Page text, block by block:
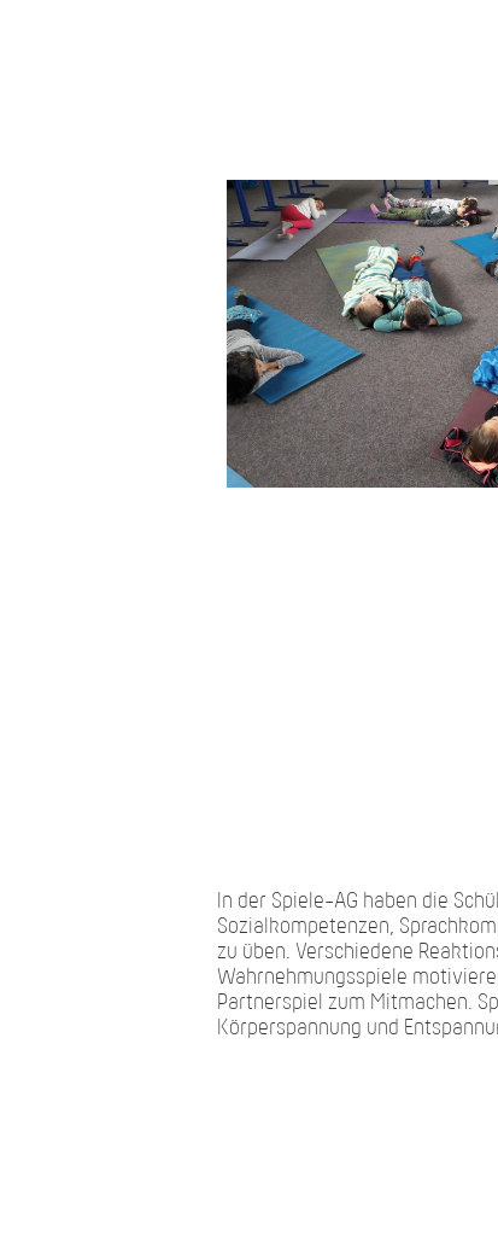
In der Spiele-AG haben die
Sozialkompetenzen,
zu üben. Verschiedene
Wahrnehmungsspiele
Partnerspiel zum Mitmachen.
Körperspannung und